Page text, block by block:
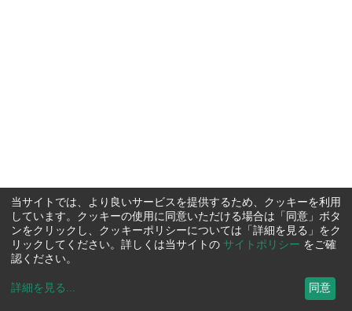
当サイトでは、より良いサービスを提供するため、クッキーを利用
しています。クッキーの使用に同意いただける場合は「同意」ボタ
ンをクリックし、クッキーポリシーについては「詳細を見る」をク
リックしてください。詳しくは当サイトの サイトポリシー をご確
認ください。
詳細を見る ... 同意